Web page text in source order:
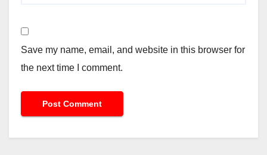
Save my name, email, and website in this browser for
the next time I comment.